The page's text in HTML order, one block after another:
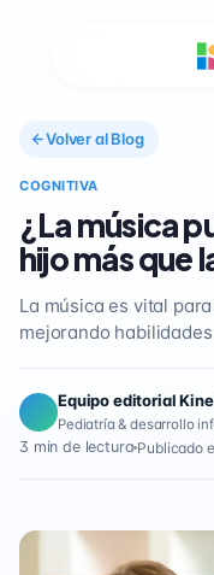
Volver al Blog
COGNITIVA
¿La música
hijo más que
La música es vital
mejorando
Equipo editorial
Pediatría & desarrollo
3 min de lectura Publicado